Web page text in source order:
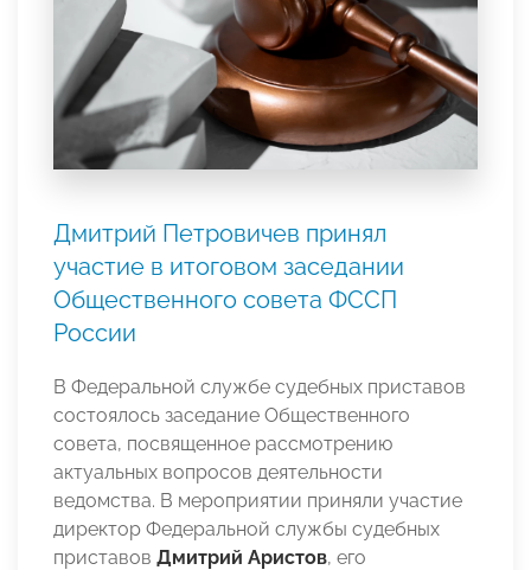
Дмитрий Петровичев принял
участие в итоговом заседании
Общественного совета ФССП
России
В Федеральной службе судебных приставов
состоялось заседание Общественного
совета, посвященное рассмотрению
актуальных вопросов деятельности
ведомства. В мероприятии приняли участие
директор Федеральной службы судебных
приставов Дмитрий Аристов, его